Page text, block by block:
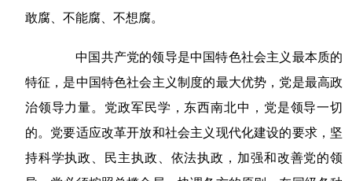
敢腐、不能腐、不想腐。
中国共产党的领导是中国特色社会主义最本质的
特征，是中国特色社会主义制度的最大优势，党是最高政
治领导力量。党政军民学，东西南北中，党是领导一切
的。党要适应改革开放和社会主义现代化建设的要求，坚
持科学执政、民主执政、依法执政，加强和改善党的领